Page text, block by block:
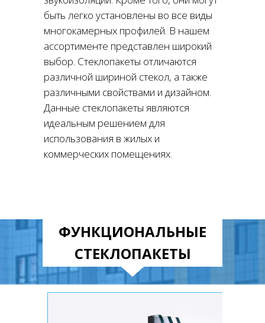
быть легко установлены во все виды
многокамерных профилей. В нашем
ассортименте представлен широкий
выбор. Стеклопакеты отличаются
различной шириной стекол, а также
различными свойствами и дизайном.
Данные стеклопакеты являются
идеальным решением для
использования в жилых и
коммерческих помещениях.
ФУНКЦИОНАЛЬНЫЕ
СТЕКЛОПАКЕТЫ